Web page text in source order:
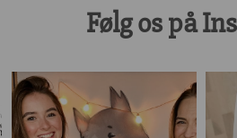
Følg os på